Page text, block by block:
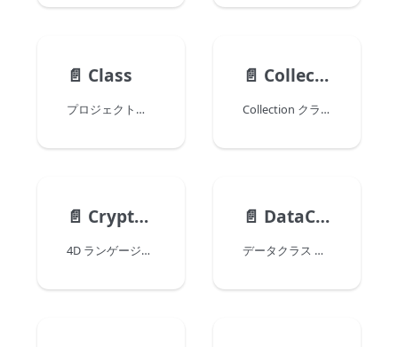
📄️ Class
プロジェクトにおいてユーザークラスが 定義 されていれば、それは 4Dランゲージ環境に読み込まれます。 クラスとは、それ自身が "Class" クラスのオブジェクトであり、プロパティと関数を持ちます。
📄️ Collection
Collection クラスは コレクション 型の式を扱います。
📄️ CryptoKey
4D ランゲージの CryptoKey クラスは、非対称の暗号化キーペアをカプセル化します。
📄️ DataClass
データクラス はデータベーステーブルへのオブジェクトインターフェースを提供します。 4Dアプリケーション内のデータクラスはすべて、ds データストア のプロパティとして利用可能です。